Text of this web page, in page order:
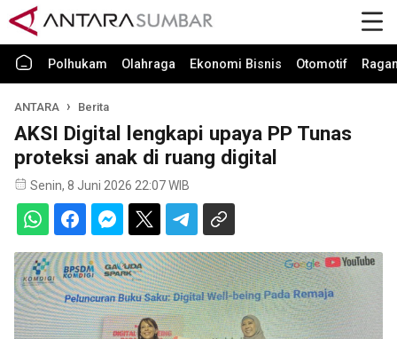
Polhukam Olahraga Ekonomi Bisnis Otomotif
ANTARA Berita
AKSI Digital lengkapi upaya PP Tunas
proteksi anak di ruang digital
Senin, 8 Juni 2026 22:07 WIB